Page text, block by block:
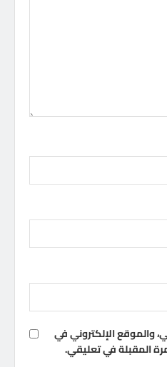
والموقع الإلكتروني في
المقبلة في تعليقي.